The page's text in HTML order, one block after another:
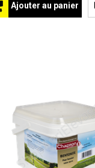
Ajouter au panier